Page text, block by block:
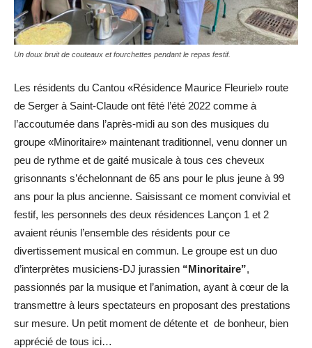
Un doux bruit de couteaux et fourchettes pendant le repas festif.
Les résidents du Cantou «Résidence Maurice Fleuriel» route
de Serger à Saint-Claude ont fêté l’été 2022 comme à
l’accoutumée dans l’après-midi au son des musiques du
groupe «Minoritaire» maintenant traditionnel, venu donner un
peu de rythme et de gaité musicale à tous ces cheveux
grisonnants s’échelonnant de 65 ans pour le plus jeune à 99
ans pour la plus ancienne. Saisissant ce moment convivial et
festif, les personnels des deux résidences Lançon 1 et 2
avaient réunis l’ensemble des résidents pour ce
divertissement musical en commun. Le groupe est un duo
d’interprètes musiciens-DJ jurassien “Minoritaire”,
passionnés par la musique et l’animation, ayant à cœur de la
transmettre à leurs spectateurs en proposant des prestations
sur mesure. Un petit moment de détente et de bonheur, bien
apprécié de tous ici…